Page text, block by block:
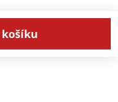
košíku